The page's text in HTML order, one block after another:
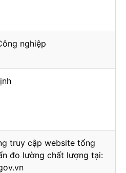
nghiệp
truy cập website tổng
đo lường chất lượng tại: